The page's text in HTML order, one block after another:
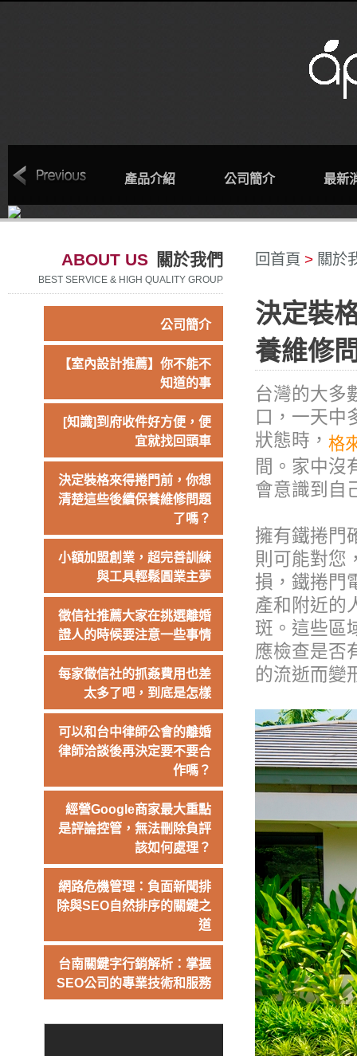
回首頁 產品介紹 公司簡介 最新
ABOUT US 關於我們
BEST SERVICE & HIGH QUALITY GROUP
公司簡介
【室內設計推薦】你不能不
知道的事
[知識]到府收件好方便，便
宜就找回頭車
決定裝格來得捲門前，你想
清楚這些後續保養維修問題
了嗎？
小額加盟創業，超完善訓練
與工具輕鬆圓業主夢
徵信社推薦大家在挑選離婚
證人的時候要注意一些事情
每家徵信社的抓姦費用也差
太多了吧，到底是怎樣
可以和台中律師公會的離婚
律師洽談後再決定要不要合
作嗎？
經營Google商家最大重點
是評論控管，無法刪除負評
該如何處理？
網路危機管理：負面新聞排
除與SEO自然排序的關鍵之
道
台南關鍵字行銷解析：掌握
SEO公司的專業技術和服務
回首頁 > 關於
決定裝
養維修
台灣的大多
口，一天中
狀態時， 格
間。家中沒
會意識到自
擁有鐵捲門
則可能對您
損，鐵捲門
產和附近的
斑。這些區
應檢查是否
的流逝而變